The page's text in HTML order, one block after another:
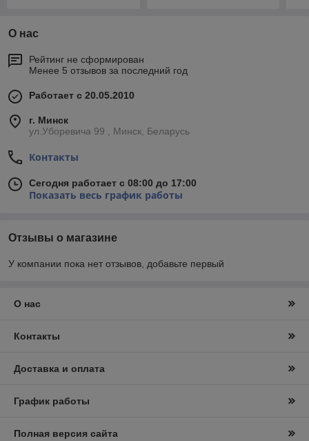
О нас
Рейтинг не сформирован
Менее 5 отзывов за последний год
Работает с 20.05.2010
г. Минск
ул.Уборевича 99 , Минск, Беларусь
Контакты
Сегодня работает с 08:00 до 17:00
Показать весь график работы
Отзывы о магазине
У компании пока нет отзывов, добавьте первый
О нас
Контакты
Доставка и оплата
График работы
Полная версия сайта